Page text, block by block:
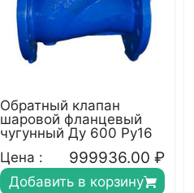
Обратный клапан
шаровой фланцевый
чугунный Ду 600 Ру16
Цена :
999936.00 ₽
Добавить в корзину